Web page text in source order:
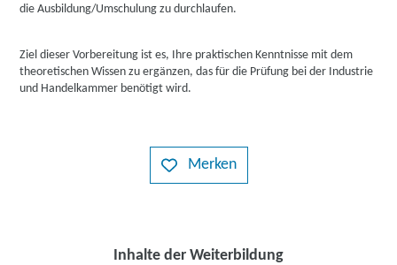
die Ausbildung/Umschulung zu durchlaufen.
Ziel dieser Vorbereitung ist es, Ihre praktischen Kenntnisse mit dem
theoretischen Wissen zu ergänzen, das für die Prüfung bei der Industrie
und Handelkammer benötigt wird.
Merken
Inhalte der Weiterbildung